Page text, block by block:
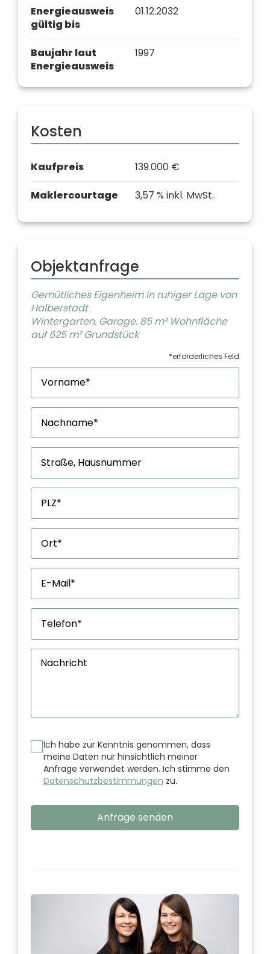
Energie­ausweis
gültig bis
01.12.2032
Baujahr laut
Energie­ausweis
1997
Kosten
Kaufpreis 139.000 €
Makler­courtage 3,57 % inkl. MwSt.
Objekt­anfrage
Gemütliches Eigenheim in ruhiger Lage von
Halberstadt
Wintergarten, Garage, 85 m² Wohnfläche
auf 625 m² Grundstück
*erforderliches Feld
Ich habe zur Kenntnis genommen, dass
meine Daten nur hinsichtlich meiner
Anfrage verwendet werden. Ich stimme den
Datenschutzbestimmungen zu.
Anfrage senden